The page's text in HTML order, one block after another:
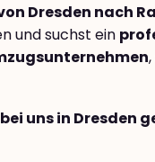
Dresden nach
und suchst ein
uns in Dresden